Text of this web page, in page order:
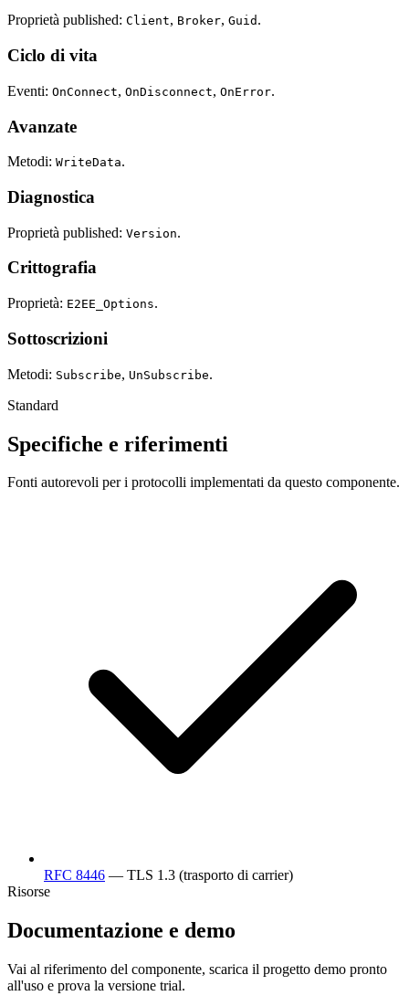
Proprietà published: Client, Broker, Guid .
Ciclo di vita
Eventi: OnConnect, OnDisconnect, OnError.
Avanzate
Metodi: WriteData.
Diagnostica
Proprietà published: Version.
Crittografia
Proprietà: E2EE_Options.
Sottoscrizioni
Metodi: Subscribe, UnSubscribe.
Standard
Specifiche e riferimenti
Fonti autorevoli per i protocolli implementati da questo componente.
RFC 8446 — TLS 1.3 (trasporto di carrier)
Risorse
Documentazione e demo
Vai al riferimento del componente, scarica il progetto demo pronto
all'uso e prova la versione trial.